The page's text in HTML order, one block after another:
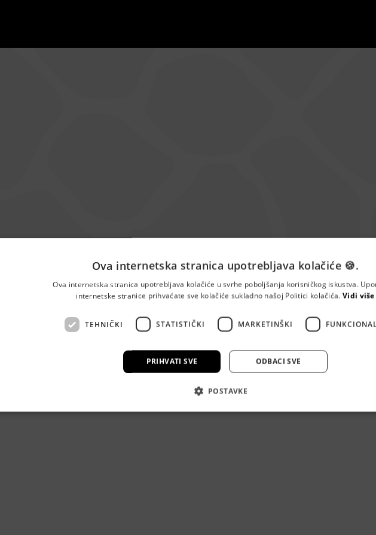
LeSoluxon d.o.o.
Prodaja telekomunikacijskih usluga
Ova internetska stranica upotrebljava kolačiće 🍪.
Ova internetska stranica upotrebljava kolačiće u svrhe poboljšanja korisničkog iskustva.
internetske stranice prihvaćate sve kolačiće sukladno našoj Politici kolačića. Vidi više
TEHNIČKI STATISTIČKI MARKETINŠKI
PRIHVATI SVE ODBACI SVE
POSTAVKE